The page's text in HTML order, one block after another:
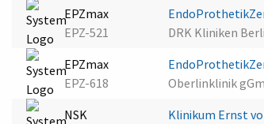
EPZmax
EPZ-521
DRK Kliniken
EPZmax
EPZ-618
Oberlinklinik
NSK
Klinikum Ernst